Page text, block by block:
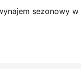
sezonowy